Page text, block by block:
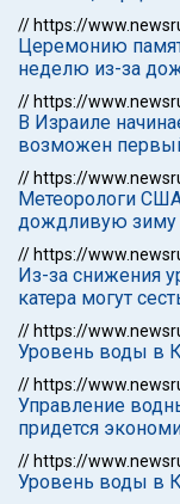
// https://
Церемонию
неделю из-за
// https://
В Израиле
возможен
// https://
Метеорологи
дождливую зиму
// https://
Из-за снижения
катера могут
// https://
Уровень воды в
// https://
Управление
придется
// https://
Уровень воды в